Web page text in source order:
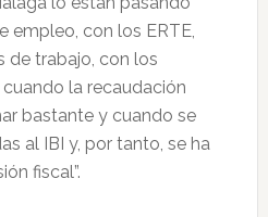
empleo, con los ERTE,
de trabajo, con los
la recaudación
bastante y cuando se
al IBI y, por tanto, se ha
fiscal”.